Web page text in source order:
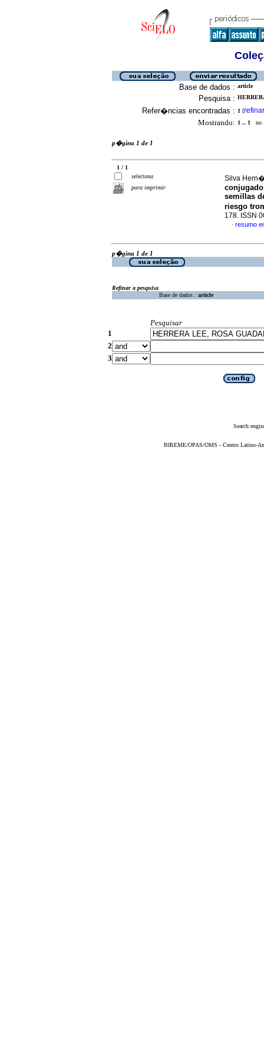
Base de dados : article
Pesquisa :
Refer�ncias encontradas : 1 [refinar
Mostrando: 1 .. 1 no
p�gina 1 de 1
1 / 1
seleciona
para imprimir
Silva
semillas
riesgo
178. ISSN
· resumo
p�gina 1 de 1
Refinar a pesquisa
Base de dados : article
Pesquisar
1
2
3
Search
BIREME/OPAS/OMS - Centro Latino-